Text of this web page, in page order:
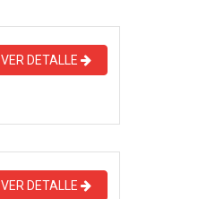
VER DETALLE
VER DETALLE